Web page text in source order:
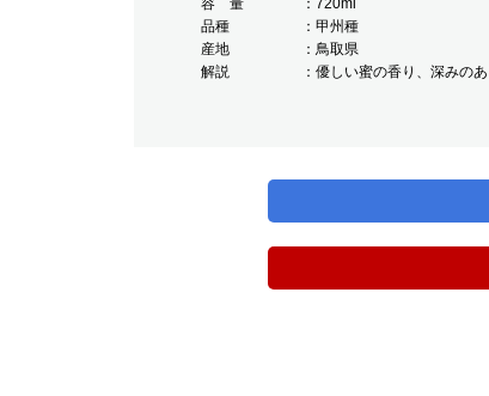
容 量
720ml
品種
甲州種
産地
鳥取県
解説
優しい蜜の香り、深みの